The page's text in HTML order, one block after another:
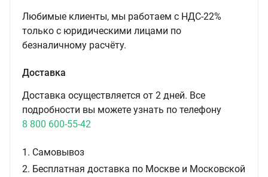
Любимые клиенты, мы работаем с НДС-22%
только с юридическими лицами по
безналичному расчёту.
Доставка
Доставка осуществляется от 2 дней. Все
подробности вы можете узнать по телефону
8 800 600-55-42
1. Самовывоз
2. Бесплатная доставка по Москве и Московской